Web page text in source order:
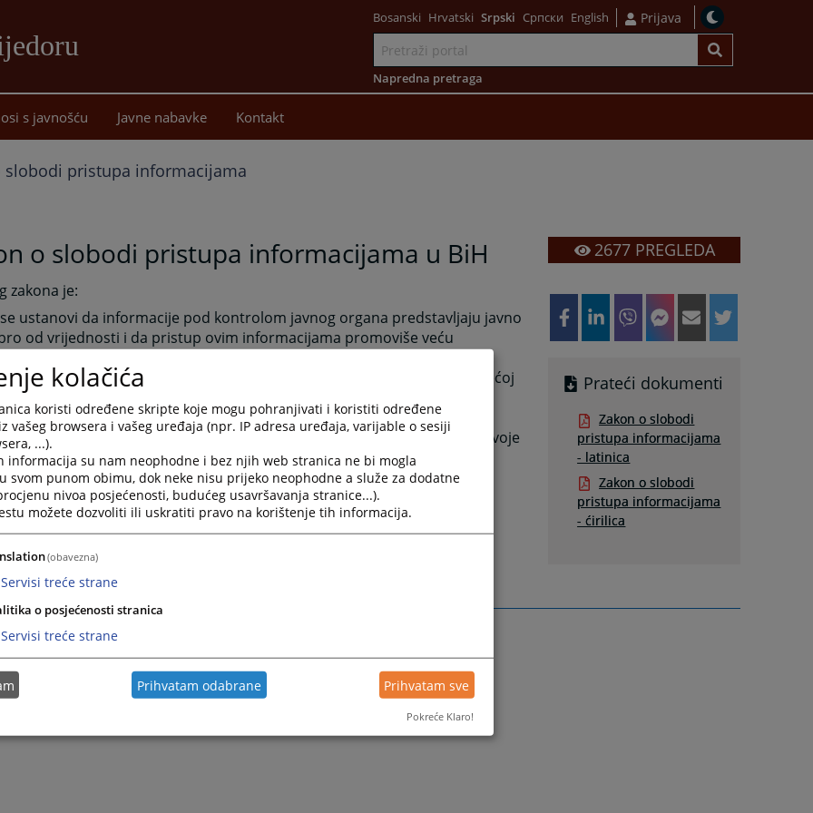
sadržaj
Bosanski Hrvatski Srpski Српски English Prijava
Napredna pretraga
s javnošću Javne nabavke Kontakt
slobodi pristupa informacijama
o slobodi pristupa informacijama u BiH
zakona je:
ustanovi da informacije pod kontrolom javnog organa predstavljaju javno
od vrijednosti i da pristup ovim informacijama promoviše veću
ustanovi da svako lice ima pravo pristupa ovim informacijama u najvećoj
mjeri u skladu sa javnim interesom te da javni organi imaju
obavezu da objave informacije, i
svakom fizičkom licu da zatraži izmjenu i da daje komentar na svoje
informacije pod kontrolom javnog organa.
zakonom se olakšava i promoviše, u najvećoj mjeri, i bez odlaganja
informacija koje se nalaze pod kontrolom javnog organa, po
prihvatljivoj cijeni.
2677PREGLEDA
Prateći dokumenti
Zakon o slobodi
pristupa informacijama
- latinica
Zakon o slobodi
pristupa informacijama
- ćirilica
kolačića
koristi određene skripte koje mogu pohranjivati i koristiti određene
vašeg browsera i vašeg uređaja (npr. IP adresa uređaja, varijable o sesiji
...).
informacija su nam neophodne i bez njih web stranica ne bi mogla
svom punom obimu, dok neke nisu prijeko neophodne a služe za dodatne
nivoa posjećenosti, budućeg usavršavanja stranice...).
možete dozvoliti ili uskratiti pravo na korištenje tih informacija.
(obavezna)
Servisi treće strane
o posjećenosti stranica
Servisi treće strane
Prihvatam odabrane Prihvatam sve
Pokreće Klaro!